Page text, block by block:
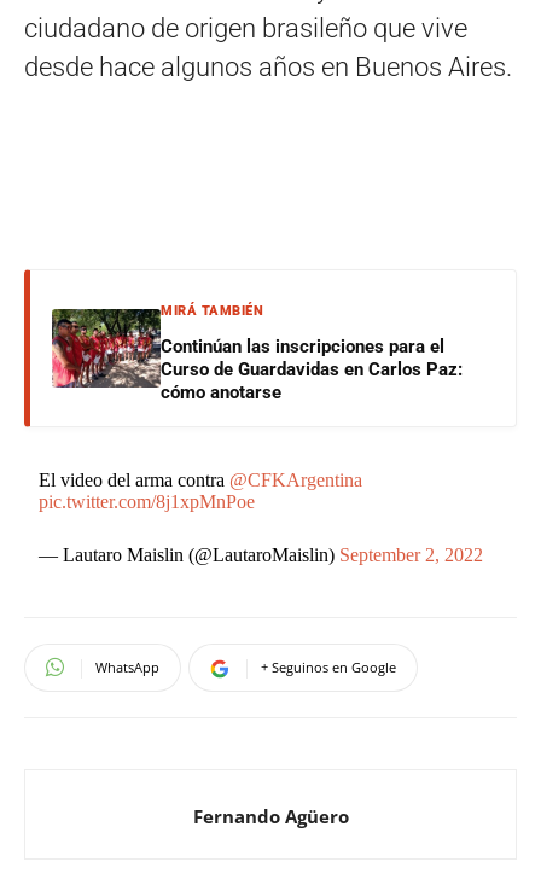
ciudadano de origen brasileño que vive
desde hace algunos años en Buenos Aires.
MIRÁ TAMBIÉN
Continúan las inscripciones para el
Curso de Guardavidas en Carlos Paz:
cómo anotarse
El video del arma contra @CFKArgentina
pic.twitter.com/8j1xpMnPoe
— Lautaro Maislin (@LautaroMaislin) September 2, 2022
WhatsApp + Seguinos en Google
Fernando Agüero